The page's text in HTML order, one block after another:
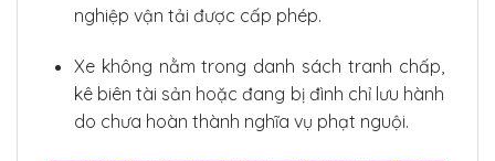
nghiệp vận tải được cấp phép.
Xe không nằm trong danh sách tranh chấp,
kê biên tài sản hoặc đang bị đình chỉ lưu hành
do chưa hoàn thành nghĩa vụ phạt nguội.